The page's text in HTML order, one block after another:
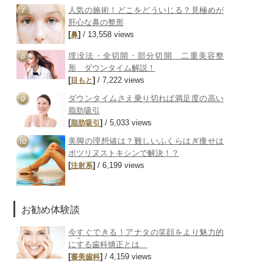
人気の施術！どこをどういじる？見極めが
肝心な鼻の整形
[鼻] / 13,558 views
埋没法・全切開・部分切開 二重美容整
形 ダウンタイム解説！
[目もと] / 7,222 views
ダウンタイムさえ乗り切れば満足度の高い
脂肪吸引
[脂肪吸引 ] / 5,033 views
美脚の理想値は？難しいふくらはぎ痩せは
ボツリヌストキシンで解決！？
[注射系] / 6,199 views
お勧め体験談
今すぐできる！アナタの笑顔をより魅力的
にする歯科矯正とは
[審美歯科]/ 4,159 views